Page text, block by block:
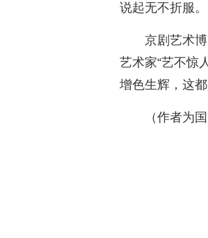
说起无不折服。
京剧艺术
艺术家“艺不惊
增色生辉，这
（作者为